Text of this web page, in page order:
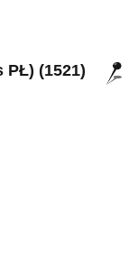
(1521)